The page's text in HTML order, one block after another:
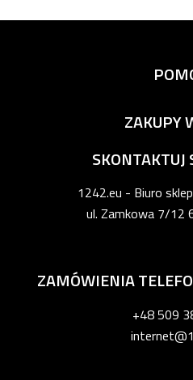
ZAKUPY
1242.eu - Biuro
ul. Zamkowa 7/12
ZAMÓWIENIA
+48 509